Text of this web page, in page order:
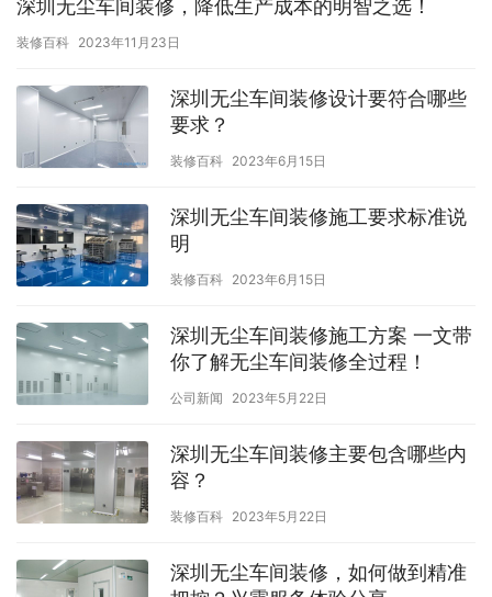
深圳无尘车间装修，降低生产成本的明智之选！
装修百科 2023年11月23日
深圳无尘车间装修设计要符合哪些
要求？
装修百科 2023年6月15日
深圳无尘车间装修施工要求标准说
明
装修百科 2023年6月15日
深圳无尘车间装修施工方案 一文带
你了解无尘车间装修全过程！
公司新闻 2023年5月22日
深圳无尘车间装修主要包含哪些内
容？
装修百科 2023年5月22日
深圳无尘车间装修，如何做到精准